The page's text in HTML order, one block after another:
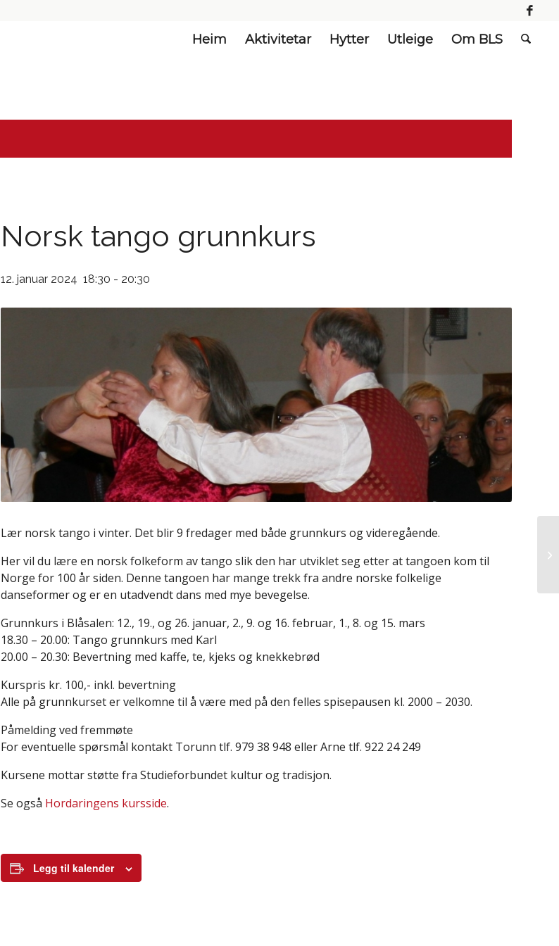
Heim Aktivitetar Hytter Utleige Om BLS
Norsk tango grunnkurs
12. januar 2024 18:30 - 20:30
Lær norsk tango i vinter. Det blir 9 fredager med både grunnkurs og videregående.
Her vil du lære en norsk folkeform av tango slik den har utviklet seg etter at tangoen kom til
Norge for 100 år siden. Denne tangoen har mange trekk fra andre norske folkelige
danseformer og er en utadvendt dans med mye bevegelse.
Grunnkurs i Blåsalen: 12., 19., og 26. januar, 2., 9. og 16. februar, 1., 8. og 15. mars
18.30 – 20.00: Tango grunnkurs med Karl
20.00 – 20.30: Bevertning med kaffe, te, kjeks og knekkebrød
Kurspris kr. 100,- inkl. bevertning
Alle på grunnkurset er velkomne til å være med på den felles spisepausen kl. 2000 – 2030.
Påmelding ved fremmøte
For eventuelle spørsmål kontakt Torunn tlf. 979 38 948 eller Arne tlf. 922 24 249
Kursene mottar støtte fra Studieforbundet kultur og tradisjon.
Se også Hordaringens kursside.
Legg til kalender